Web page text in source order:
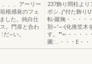
、、、アーリー
根感覚のフェ
した。純白仕
。門扉と合わ
だ~い。
237飾り間柱よ
ボシ..j"付た飾り
転-蹴掬・・・・
別~'~-(化推笠木
す。""=-・・・・
圃::..・・・E・・